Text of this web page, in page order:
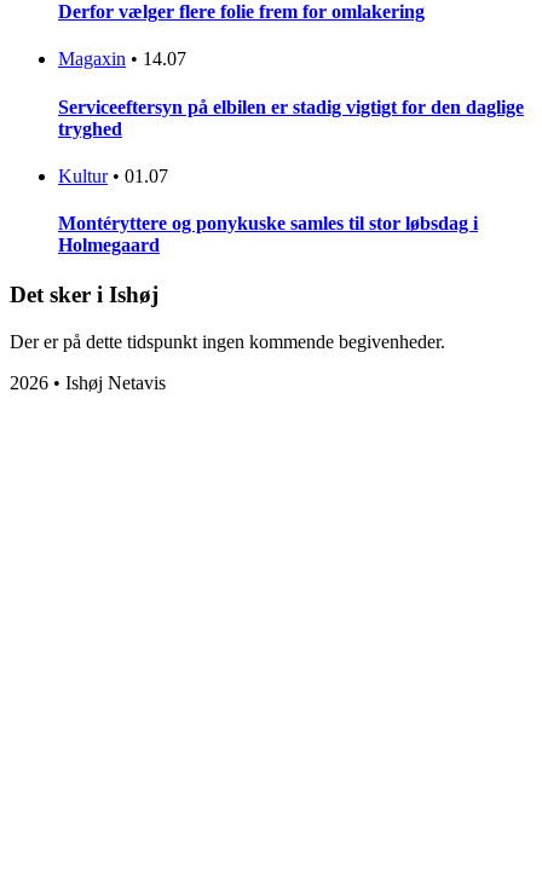
Derfor vælger flere folie frem for omlakering
Magaxin • 14.07
Serviceeftersyn på elbilen er stadig vigtigt for den daglige
tryghed
Kultur • 01.07
Montéryttere og ponykuske samles til stor løbsdag i
Holmegaard
Det sker i Ishøj
Der er på dette tidspunkt ingen kommende begivenheder.
2026 • Ishøj Netavis